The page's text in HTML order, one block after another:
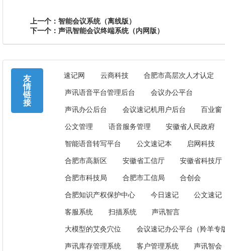
上一个： 智能会议系统（离线版）
下一个： 声讯智能会议终端系统（内网版）
友
情
链
接
速记网 云商科技 合肥市高层次人才认定
声讯语音平台管理后台 会议办公平台
声讯办公后台 会议速记机用户后台 百业窗
公文管理 语音服务管理 安徽省人民政府
智能语音转写平台 公文速记本 启网科技
合肥市高新区 安徽省工信厅 安徽省科技厅
合肥市科技局 合肥市工信局 合创会
合肥知识产权保护中心 今日速记 公文速记
客服系统 扫描系统 声讯智言
大模型的艾灸穴位 会议速记办公平台（羚羊专
声讯库存管理系统 客户管理系统 声讯智会